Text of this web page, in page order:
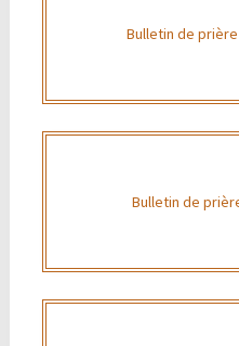
Bulletin de
Bulletin de